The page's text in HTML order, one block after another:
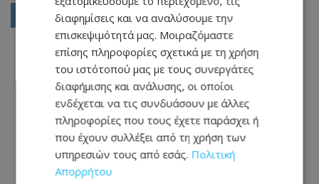
01
02
04
...
διαφημίσεις και να αναλύσουμε την
επισκεψιμότητά μας. Μοιραζόμαστε
επίσης πληροφορίες σχετικά με τη χρήση
του ιστότοπού μας με τους συνεργάτες
διαφήμισης και ανάλυσης, οι οποίοι
ενδέχεται να τις συνδυάσουν με άλλες
πληροφορίες που τους έχετε παράσχει ή
που έχουν συλλέξει από τη χρήση των
υπηρεσιών τους από εσάς. Πολιτική
Απορρήτου